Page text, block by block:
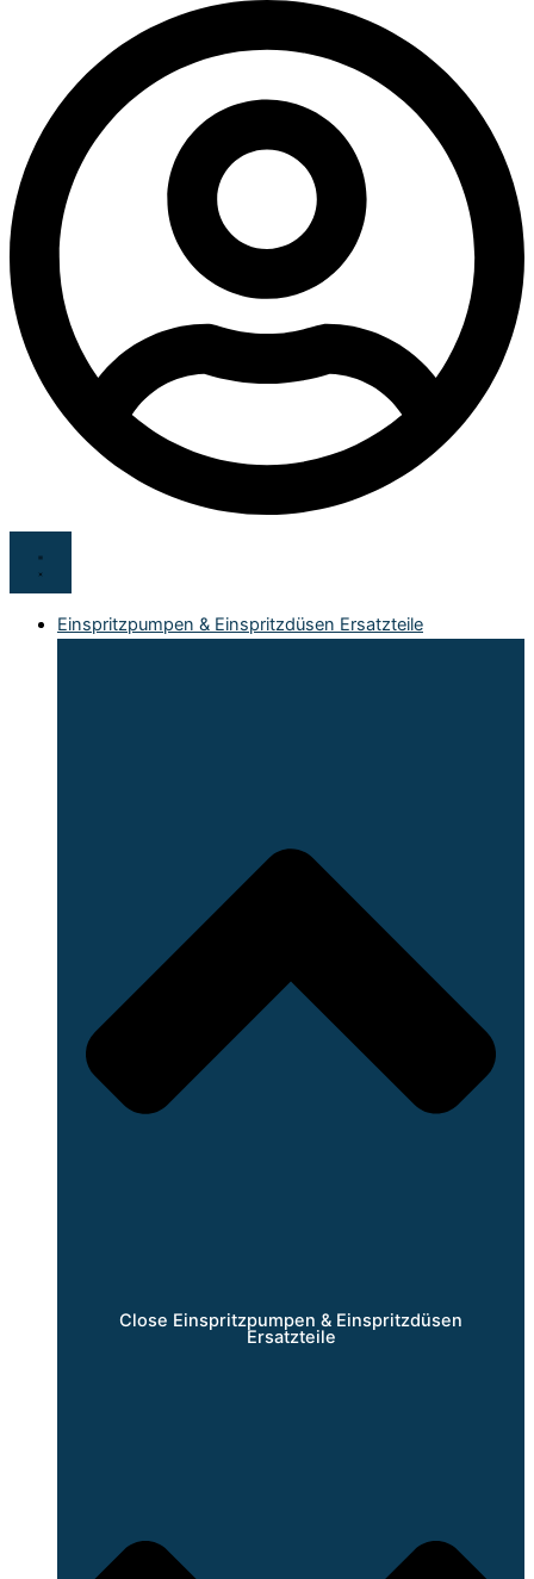
Einspritzpumpen & Einspritzdüsen Ersatzteile
Close Einspritzpumpen & Einspritzdüsen
Ersatzteile